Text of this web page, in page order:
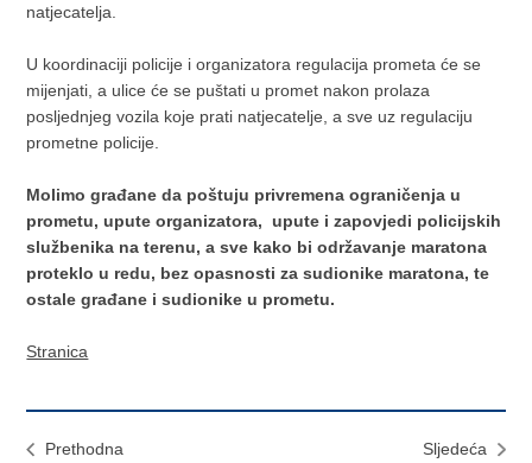
natjecatelja.
U koordinaciji policije i organizatora regulacija prometa će se
mijenjati, a ulice će se puštati u promet nakon prolaza
posljednjeg vozila koje prati natjecatelje, a sve uz regulaciju
prometne policije.
Molimo građane da poštuju privremena ograničenja u
prometu, upute organizatora, upute i zapovjedi policijskih
službenika na terenu, a sve kako bi održavanje maratona
proteklo u redu, bez opasnosti za sudionike maratona, te
ostale građane i sudionike u prometu.
Stranica
Prethodna
Sljedeća